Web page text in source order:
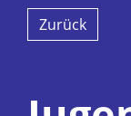
Zurück